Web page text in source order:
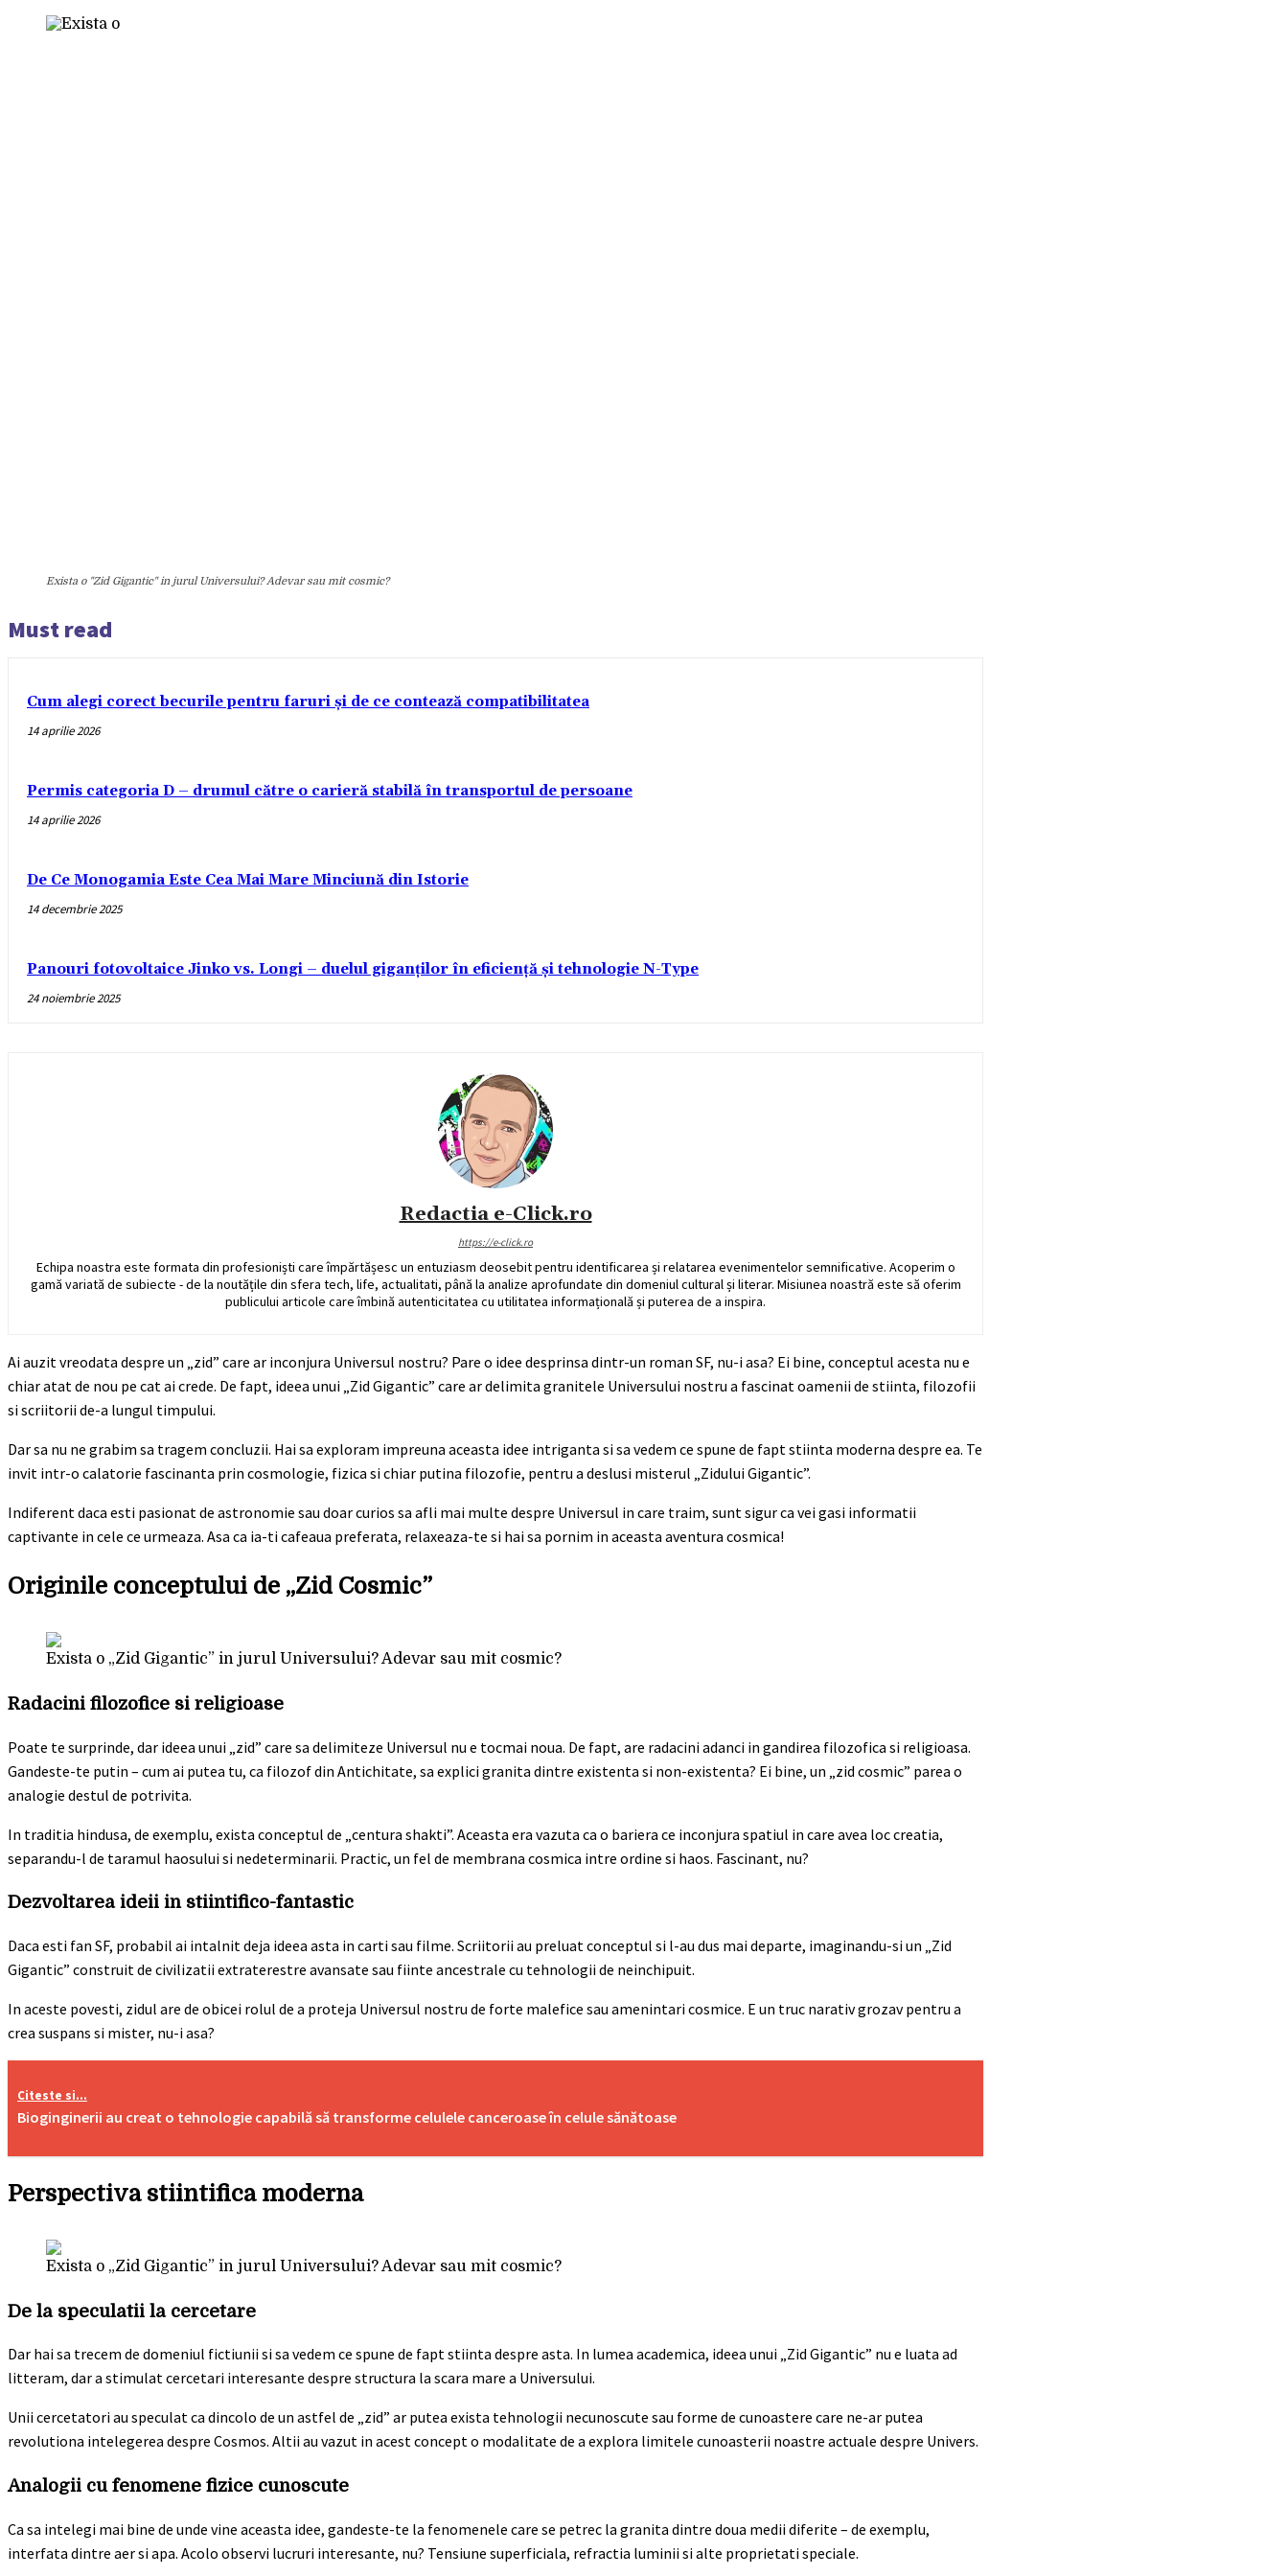
Exista o "Zid Gigantic" in jurul Universului? Adevar sau mit cosmic?
Must read
Cum alegi corect becurile pentru faruri și de ce contează compatibilitatea
14 aprilie 2026
Permis categoria D – drumul către o carieră stabilă în transportul de persoane
14 aprilie 2026
De Ce Monogamia Este Cea Mai Mare Minciună din Istorie
14 decembrie 2025
Panouri fotovoltaice Jinko vs. Longi – duelul giganților în eficiență și tehnologie N-Type
24 noiembrie 2025
Redactia e-Click.ro
https://e-click.ro
Echipa noastra este formata din profesioniști care împărtășesc un entuziasm deosebit pentru identificarea și relatarea evenimentelor semnificative. Acoperim o
gamă variată de subiecte - de la noutățile din sfera tech, life, actualitati, până la analize aprofundate din domeniul cultural și literar. Misiunea noastră este să oferim
publicului articole care îmbină autenticitatea cu utilitatea informațională și puterea de a inspira.
Ai auzit vreodata despre un „zid” care ar inconjura Universul nostru? Pare o idee desprinsa dintr-un roman SF, nu-i asa? Ei bine, conceptul acesta nu e
chiar atat de nou pe cat ai crede. De fapt, ideea unui „Zid Gigantic” care ar delimita granitele Universului nostru a fascinat oamenii de stiinta, filozofii
si scriitorii de-a lungul timpului.
Dar sa nu ne grabim sa tragem concluzii. Hai sa exploram impreuna aceasta idee intriganta si sa vedem ce spune de fapt stiinta moderna despre ea. Te
invit intr-o calatorie fascinanta prin cosmologie, fizica si chiar putina filozofie, pentru a deslusi misterul „Zidului Gigantic”.
Indiferent daca esti pasionat de astronomie sau doar curios sa afli mai multe despre Universul in care traim, sunt sigur ca vei gasi informatii
captivante in cele ce urmeaza. Asa ca ia-ti cafeaua preferata, relaxeaza-te si hai sa pornim in aceasta aventura cosmica!
Originile conceptului de „Zid Cosmic”
Exista o „Zid Gigantic” in jurul Universului? Adevar sau mit cosmic?
Radacini filozofice si religioase
Poate te surprinde, dar ideea unui „zid” care sa delimiteze Universul nu e tocmai noua. De fapt, are radacini adanci in gandirea filozofica si religioasa.
Gandeste-te putin – cum ai putea tu, ca filozof din Antichitate, sa explici granita dintre existenta si non-existenta? Ei bine, un „zid cosmic” parea o
analogie destul de potrivita.
In traditia hindusa, de exemplu, exista conceptul de „centura shakti”. Aceasta era vazuta ca o bariera ce inconjura spatiul in care avea loc creatia,
separandu-l de taramul haosului si nedeterminarii. Practic, un fel de membrana cosmica intre ordine si haos. Fascinant, nu?
Dezvoltarea ideii in stiintifico-fantastic
Daca esti fan SF, probabil ai intalnit deja ideea asta in carti sau filme. Scriitorii au preluat conceptul si l-au dus mai departe, imaginandu-si un „Zid
Gigantic” construit de civilizatii extraterestre avansate sau fiinte ancestrale cu tehnologii de neinchipuit.
In aceste povesti, zidul are de obicei rolul de a proteja Universul nostru de forte malefice sau amenintari cosmice. E un truc narativ grozav pentru a
crea suspans si mister, nu-i asa?
Citeste si...
Bioginginerii au creat o tehnologie capabilă să transforme celulele canceroase în celule sănătoase
Perspectiva stiintifica moderna
Exista o „Zid Gigantic” in jurul Universului? Adevar sau mit cosmic?
De la speculatii la cercetare
Dar hai sa trecem de domeniul fictiunii si sa vedem ce spune de fapt stiinta despre asta. In lumea academica, ideea unui „Zid Gigantic” nu e luata ad
litteram, dar a stimulat cercetari interesante despre structura la scara mare a Universului.
Unii cercetatori au speculat ca dincolo de un astfel de „zid” ar putea exista tehnologii necunoscute sau forme de cunoastere care ne-ar putea
revolutiona intelegerea despre Cosmos. Altii au vazut in acest concept o modalitate de a explora limitele cunoasterii noastre actuale despre Univers.
Analogii cu fenomene fizice cunoscute
Ca sa intelegi mai bine de unde vine aceasta idee, gandeste-te la fenomenele care se petrec la granita dintre doua medii diferite – de exemplu,
interfata dintre aer si apa. Acolo observi lucruri interesante, nu? Tensiune superficiala, refractia luminii si alte proprietati speciale.